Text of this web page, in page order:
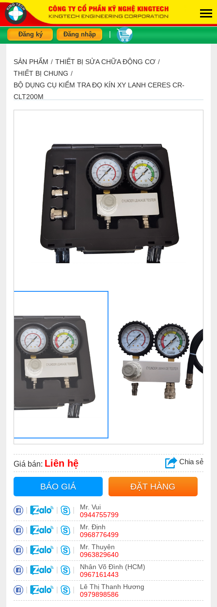
Đăng ký Đăng nhập
SẢN PHẨM / THIẾT BỊ SỬA CHỮA ĐỘNG CƠ /
THIẾT BỊ CHUNG /
BỘ DỤNG CỤ KIỂM TRA ĐỌ KÍN XY LANH CERES CR-
CLT200M
Giá bán: Liên hệ Chia sẻ
BÁO GIÁ ĐẶT HÀNG
| | |
Mr. Vui
0944755799
| | |
Mr. Định
0968776499
| | |
Mr. Thuyên
0963829640
| | |
Nhân Võ Đình (HCM)
0967161443
| | |
Lê Thị Thanh Hương
0979898586